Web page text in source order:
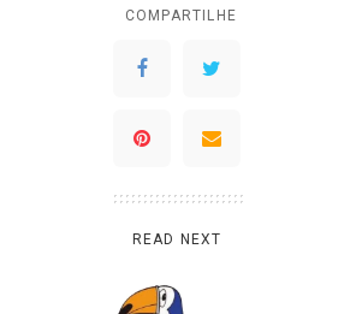
COMPARTILHE
READ NEXT